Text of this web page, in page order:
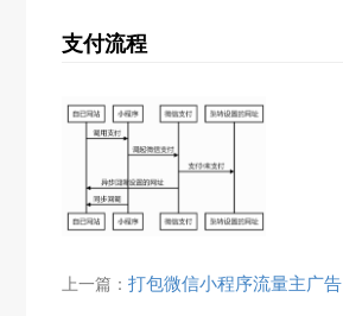
支付流程
上一篇：打包微信小程序流量主广告